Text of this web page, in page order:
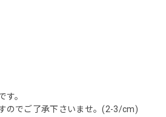
す。
のでご了承下さいませ。(2-3/cm)